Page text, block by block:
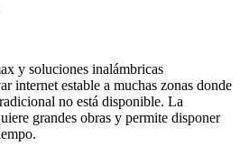
y soluciones inalámbricas
internet estable a muchas zonas donde
no está disponible. La
grandes obras y permite disponer